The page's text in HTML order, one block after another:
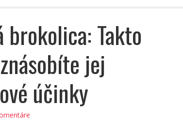
brokolica: Takto
jej
účinky